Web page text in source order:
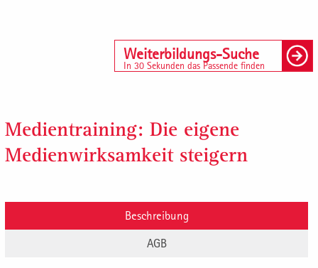
Weiterbildungs-Suche
In 30 Sekunden das Passende finden
Medientraining: Die eigene
Medienwirksamkeit steigern
Beschreibung
AGB